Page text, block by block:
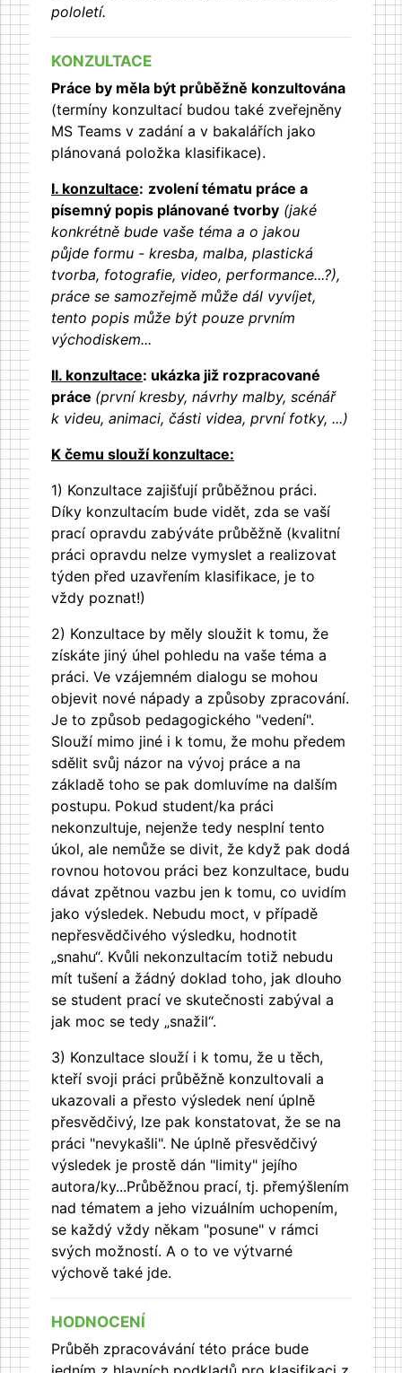
pololetí.
KONZULTACE
Práce by měla být průběžně konzultována
(termíny konzultací budou také zveřejněny
MS Teams v zadání a v bakalářích jako
plánovaná položka klasifikace).
I. konzultace: zvolení tématu práce a
písemný popis plánované tvorby (jaké
konkrétně bude vaše téma a o jakou
půjde formu - kresba, malba, plastická
tvorba, fotografie, video, performance...?),
práce se samozřejmě může dál vyvíjet,
tento popis může být pouze prvním
východiskem...
II. konzultace: ukázka již rozpracované
práce (první kresby, návrhy malby, scénář
k videu, animaci, části videa, první fotky, ...)
K čemu slouží konzultace:
1) Konzultace zajišťují průběžnou práci.
Díky konzultacím bude vidět, zda se vaší
prací opravdu zabýváte průběžně (kvalitní
práci opravdu nelze vymyslet a realizovat
týden před uzavřením klasifikace, je to
vždy poznat!)
2) Konzultace by měly sloužit k tomu, že
získáte jiný úhel pohledu na vaše téma a
práci. Ve vzájemném dialogu se mohou
objevit nové nápady a způsoby zpracování.
Je to způsob pedagogického "vedení".
Slouží mimo jiné i k tomu, že mohu předem
sdělit svůj názor na vývoj práce a na
základě toho se pak domluvíme na dalším
postupu. Pokud student/ka práci
nekonzultuje, nejenže tedy nesplní tento
úkol, ale nemůže se divit, že když pak dodá
rovnou hotovou práci bez konzultace, budu
dávat zpětnou vazbu jen k tomu, co uvidím
jako výsledek. Nebudu moct, v případě
nepřesvědčivého výsledku, hodnotit
„snahu“. Kvůli nekonzultacím totiž nebudu
mít tušení a žádný doklad toho, jak dlouho
se student prací ve skutečnosti zabýval a
jak moc se tedy „snažil“.
3) Konzultace slouží i k tomu, že u těch,
kteří svoji práci průběžně konzultovali a
ukazovali a přesto výsledek není úplně
přesvědčivý, lze pak konstatovat, že se na
práci "nevykašli". Ne úplně přesvědčivý
výsledek je prostě dán "limity" jejího
autora/ky...Průběžnou prací, tj. přemýšlením
nad tématem a jeho vizuálním uchopením,
se každý vždy někam "posune" v rámci
svých možností. A o to ve výtvarné
výchově také jde.
HODNOCENÍ
Průběh zpracovávání této práce bude